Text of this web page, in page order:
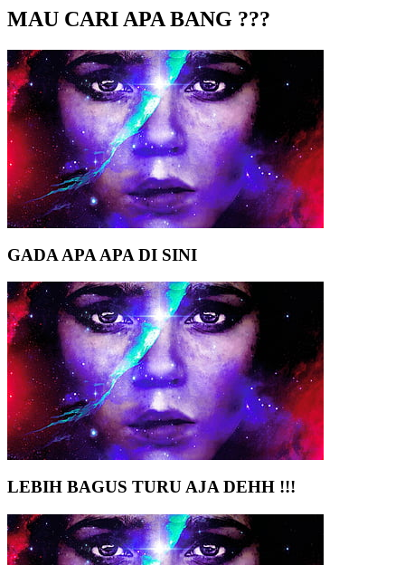
MAU CARI APA BANG ???
GADA APA APA DI SINI
LEBIH BAGUS TURU AJA DEHH !!!